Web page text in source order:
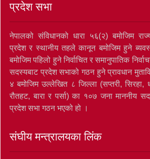
प्रदेश सभा
नेपालको संविधानको धारा ५६(२) बमोजिम
प्रदेश र स्थानीय तहले कानून बमोजिम हुने
बमोजिम पहिलो हुने निर्वाचित र समानुपातिक
सदस्यबाट प्रदेश सभाको गठन हुने प्रावधान
४ बमोजिम उल्लेखित ८ जिल्ला (सप्तरी, सिरहा,
रौतहट, बारा र पर्सा) का १०७ जना माननीय
प्रदेश सभा गठन भएको हो ।
संघीय मन्त्रालयका लिंक